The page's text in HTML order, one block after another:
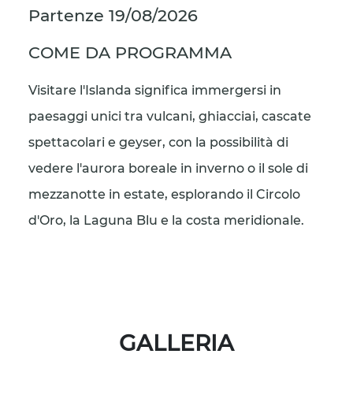
Partenze 19/08/2026
COME DA PROGRAMMA
Visitare l'Islanda significa immergersi in
paesaggi unici tra vulcani, ghiacciai, cascate
spettacolari e geyser, con la possibilità di
vedere l'aurora boreale in inverno o il sole di
mezzanotte in estate, esplorando il Circolo
d'Oro, la Laguna Blu e la costa meridionale.
GALLERIA